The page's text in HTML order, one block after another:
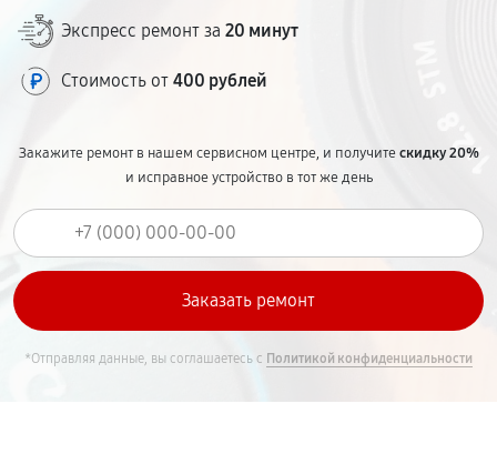
Экспресс ремонт за 20 минут
Стоимость от 400 рублей
Закажите ремонт в нашем сервисном центре, и получитескидку 20%
и исправное устройство в тот же день
*Отправляя данные, вы соглашаетесь с Политикой конфиденциальности